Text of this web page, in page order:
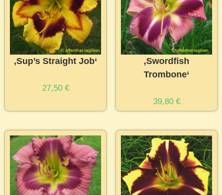
‚Sup’s Straight Job‘
27,50 €
‚Swordfish
Trombone‘
39,80 €